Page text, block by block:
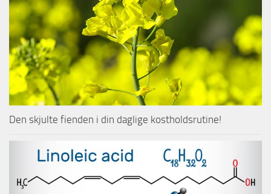
Den skjulte fienden i din daglige kostholdsrutine!